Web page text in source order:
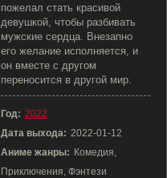
пожелал стать красивой
девушкой, чтобы разбивать
мужские сердца. Внезапно
его желание исполняется, и
он вместе с другом
переносится в другой мир.
Год: 2022
Дата выхода: 2022-01-12
Аниме жанры: Комедия,
Приключения, Фэнтези